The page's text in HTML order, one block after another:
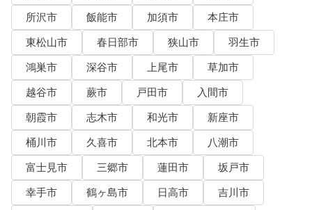
所沢市
飯能市 加須市
本庄市
東松山市
春日部市 狭山市
羽生市
鴻巣市
深谷市 上尾市
草加市
越谷市
蕨市 戸田市
入間市
朝霞市
志木市 和光市
新座市
桶川市
久喜市 北本市
八潮市
富士見市
三郷市 蓮田市
坂戸市
幸手市
鶴ヶ島市 日高市
吉川市